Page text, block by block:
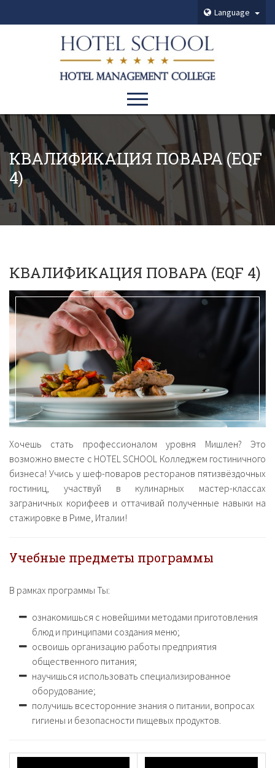
Language
КВАЛИФИКАЦИЯ ПОВАРА (EQF
4)
КВАЛИФИКАЦИЯ ПОВАРА (EQF 4)
Хочешь стать профессионалом уровня Мишлен? Это
возможно вместе с HOTEL SCHOOL Колледжем гостиничного
бизнеса! Учись у шеф-поваров ресторанов пятизвёздочных
гостиниц, участвуй в кулинарных мастер-классах
заграничных корифеев и оттачивай полученные навыки на
стажировке в Риме, Италии!
Учебные предметы программы
В рамках программы Ты:
ознакомишься с новейшими методами приготовления
блюд и принципами создания меню;
освоишь организацию работы предприятия
общественного питания;
научишься использовать специализированное
оборудование;
получишь всесторонние знания о питании, вопросах
гигиены и безопасности пищевых продуктов.